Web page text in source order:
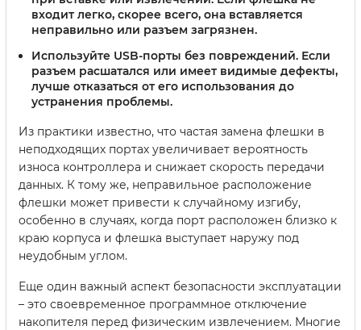
входит легко, скорее всего, она вставляется
неправильно или разъем загрязнен.
Используйте USB-порты без повреждений. Если
разъем расшатался или имеет видимые дефекты,
лучше отказаться от его использования до
устранения проблемы.
Из практики известно, что частая замена флешки в
неподходящих портах увеличивает вероятность
износа контроллера и снижает скорость передачи
данных. К тому же, неправильное расположение
флешки может привести к случайному изгибу,
особенно в случаях, когда порт расположен близко к
краю корпуса и флешка выступает наружу под
неудобным углом.
Еще один важный аспект безопасности эксплуатации
– это своевременное программное отключение
накопителя перед физическим извлечением. Многие